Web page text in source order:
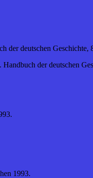
der deutschen Geschichte,
der deutschen
1993.